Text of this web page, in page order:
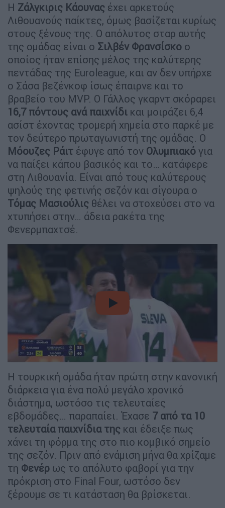
Η Ζάλγκιρις Κάουνας έχει αρκετούς
Λιθουανούς παίκτες, όμως βασίζεται κυρίως
στους ξένους της. Ο απόλυτος σταρ αυτής
της ομάδας είναι ο Σιλβέν Φρανσίσκο ο
οποίος ήταν επίσης μέλος της καλύτερης
πεντάδας της Euroleague, και αν δεν υπήρχε
ο Σάσα βεζένκοφ ίσως έπαιρνε και το
βραβείο του MVP. Ο Γάλλος γκαρντ σκόραρει
16,7 πόντους ανά παιχνίδι και μοιράζει 6,4
ασίστ έχοντας τρομερή χημεία στο παρκέ με
τον δεύτερο πρωταγωνιστή της ομάδας. Ο
Μόουζες Ράιτ έφυγε από τον Ολυμπιακό για
να παίξει κάπου βασικός και το… κατάφερε
στη Λιθουανία. Είναι από τους καλύτερους
ψηλούς της φετινής σεζόν και σίγουρα ο
Τόμας Μασιούλις θέλει να στοχεύσει στο να
χτυπήσει στην… άδεια ρακέτα της
Φενερμπαχτσέ.
video
Η τουρκική ομάδα ήταν πρώτη στην κανονική
διάρκεια για ένα πολύ μεγάλο χρονικό
διάστημα, ωστόσο τις τελευταίες
εβδομάδες… παραπαίει. Έχασε 7 από τα 10
τελευταία παιχνίδια της και έδειξε πως
χάνει τη φόρμα της στο πιο κομβικό σημείο
της σεζόν. Πριν από ενάμιση μήνα θα χρίζαμε
τη Φενέρ ως το απόλυτο φαβορί για την
πρόκριση στο Final Four, ωστόσο δεν
ξέρουμε σε τι κατάσταση θα βρίσκεται.